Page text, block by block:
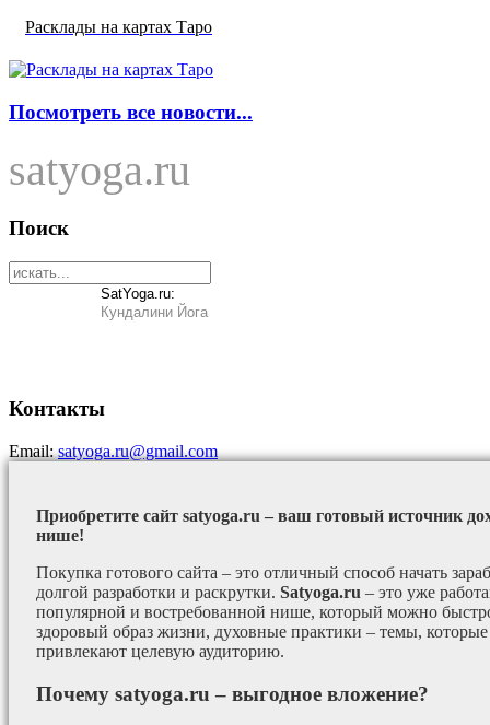
Расклады на картах Таро
Посмотреть все новости...
satyoga.ru
Поиск
SatYoga.ru:
Кундалини Йога
Контакты
Email:satyoga.ru@gmail.com
Приобретите сайт satyoga.ru – ваш готовый источник
нише!
Покупка готового сайта – это отличный способ начать
долгой разработки и раскрутки. Satyoga.ru – это уже
популярной и востребованной нише, который можно
здоровый образ жизни, духовные практики – темы, которые
привлекают целевую аудиторию.
Почему satyoga.ru – выгодное вложение?